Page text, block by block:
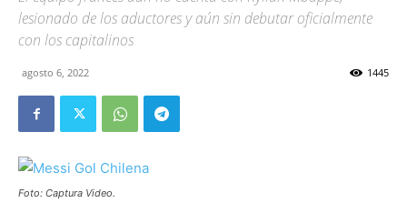
lesionado de los aductores y aún sin debutar oficialmente
con los capitalinos
agosto 6, 2022 1445
Foto: Captura Video.